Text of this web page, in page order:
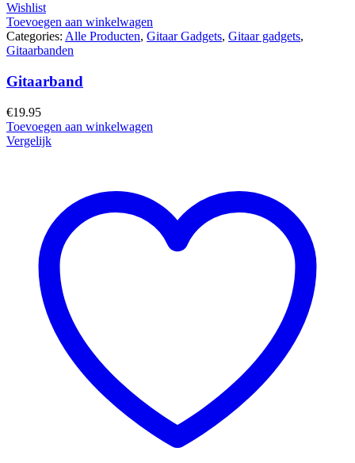
Wishlist
Toevoegen aan winkelwagen
Categories: Alle Producten, Gitaar Gadgets, Gitaar gadgets,
Gitaarbanden
Gitaarband
€19.95
Toevoegen aan winkelwagen
Vergelijk